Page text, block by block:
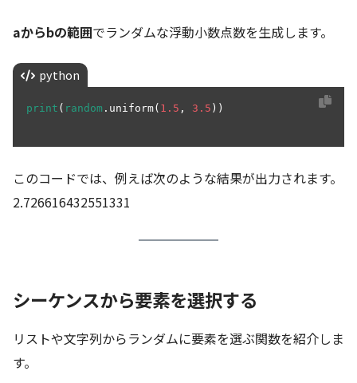
aからbの範囲でランダムな浮動小数点数を生成します。
python
print ( random .uniform( 1.5 , 3.5 ))
このコードでは、例えば次のような結果が出力されます。
2.726616432551331
シーケンスから要素を選択する
リストや文字列からランダムに要素を選ぶ関数を紹介しま
す。